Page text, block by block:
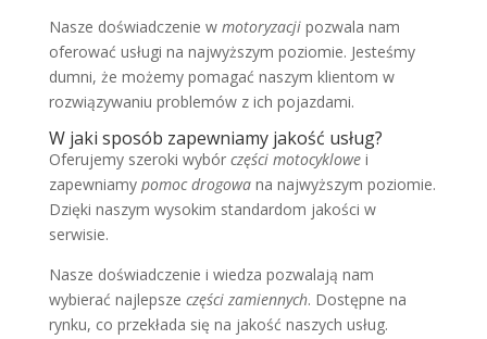
Nasze doświadczenie w motoryzacjipozwala nam
oferować usługi na najwyższym poziomie. Jesteśmy
dumni, że możemy pomagać naszym klientom w
rozwiązywaniu problemów z ich pojazdami.
W jaki sposób zapewniamy jakość usług?
Oferujemy szeroki wybór części motocyklowei
zapewniamy pomoc drogowana najwyższym poziomie.
Dzięki naszym wysokim standardom jakości w
serwisie.
Nasze doświadczenie i wiedza pozwalają nam
wybierać najlepsze części zamiennych. Dostępne na
rynku, co przekłada się na jakość naszych usług.